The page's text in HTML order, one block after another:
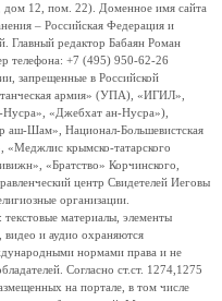
12, пом. 22). Доменное имя сайта
– Российская Федерация и
Главный редактор Бабаян Роман
телефона: +7 (495) 950-62-26
запрещенные в Российской
армия» (УПА), «ИГИЛ»,
«Джебхат ан-Нусра»),
аш-Шам», Национал-Большевистская
крымско-татарского
«Братство» Корчинского,
центр Свидетелей Иеговы
организации.
материалы, элементы
видео и аудио охраняются
нормами права и не
Согласно ст.ст. 1274,1275
на портале, в том числе